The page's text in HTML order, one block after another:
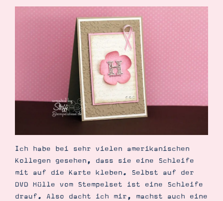
Demonstrator werden
Produkte erklärt
Über Stampin’ Up!
Tipps & Tricks
Ich habe bei sehr vielen amerikanischen
Kollegen gesehen, dass sie eine Schleife
mit auf die Karte kleben. Selbst auf der
DVD Hülle vom Stempelset ist eine Schleife
drauf. Also dacht ich mir, machst auch eine